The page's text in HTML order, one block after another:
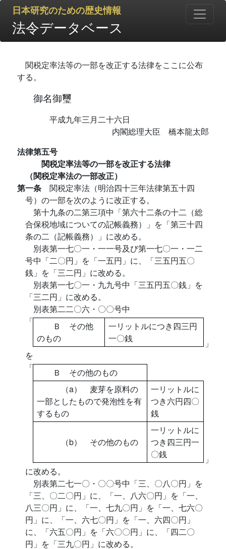
日本研究のための歴史情報
法令データベース
関税定率法等の一部を改正する法律をここに公布
する。
御名御璽
平成九年三月二十六日
内閣総理大臣 橋本龍太郎
法律第五号
関税定率法等の一部を改正する法律
（関税定率法の一部改正）
第一条 関税定率法（明治四十三年法律第五十四
号）の一部を次のように改正する。
第十九条の二第三項中「第六十二条の十二（総
合保税地域についての記帳義務）」を「第三十四
条の二（記帳義務）」に改める。
別表第一七〇一・一一号及び第一七〇一・一二
号中「二〇円」を「一五円」に、「三五円五〇
銭」を「三二円」に改める。
別表第一七〇一・九九号中「三五円五〇銭」を
「三二円」に改める。
別表第二二〇六・〇〇号中
「
Ｂ その他
のもの
一リットルにつき四三円
一〇銭
」
を
「
Ｂ その他のもの
（a） 麦芽を原料の
一部としたもので発泡性を有
するもの
一リットルに
つき六円四〇
銭
（b） その他のもの
一リットルに
つき四三円一
〇銭
」
に改める。
別表第二七一〇・〇〇号中「三、〇八〇円」を
「三、〇二〇円」に、「一、八六〇円」を「一、
八三〇円」に、「一、七九〇円」を「一、七六〇
円」に、「一、六七〇円」を「一、六四〇円」
に、「六五〇円」を「六〇〇円」に、「四二〇
円」を「三九〇円」に改める。